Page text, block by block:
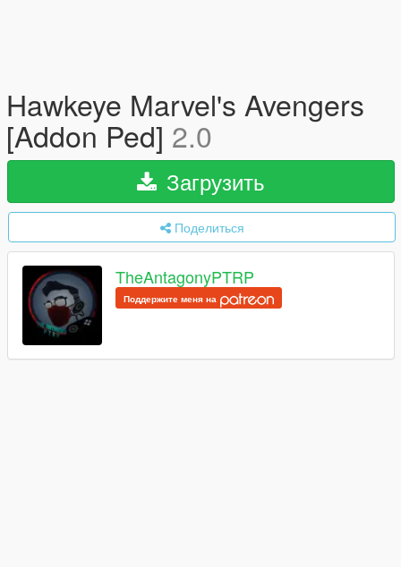
Hawkeye Marvel's Avengers
[Addon Ped] 2.0
Загрузить
Поделиться
TheAntagonyPTRP
Поддержите меня на